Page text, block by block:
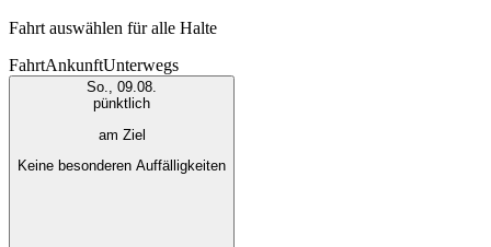
Fahrt auswählen für alle Halte
FahrtAnkunftUnterwegs
So., 09.08.
pünktlich
am Ziel
Keine besonderen Auffälligkeiten